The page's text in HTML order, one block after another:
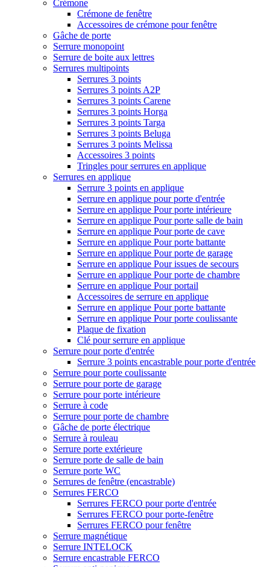
Crémone
Crémone de fenêtre
Accessoires de crémone pour fenêtre
Gâche de porte
Serrure monopoint
Serrure de boite aux lettres
Serrures multipoints
Serrures 3 points
Serrures 3 points A2P
Serrures 3 points Carene
Serrures 3 points Horga
Serrures 3 points Targa
Serrures 3 points Beluga
Serrures 3 points Melissa
Accessoires 3 points
Tringles pour serrures en applique
Serrures en applique
Serrure 3 points en applique
Serrure en applique pour porte d'entrée
Serrure en applique Pour porte intérieure
Serrure en applique Pour porte salle de bain
Serrure en applique Pour porte de cave
Serrure en applique Pour porte battante
Serrure en applique Pour porte de garage
Serrure en applique Pour issues de secours
Serrure en applique Pour porte de chambre
Serrure en applique Pour portail
Accessoires de serrure en applique
Serrure en applique Pour porte battante
Serrure en applique Pour porte coulissante
Plaque de fixation
Clé pour serrure en applique
Serrure pour porte d'entrée
Serrure 3 points encastrable pour porte d'entrée
Serrure pour porte coulissante
Serrure pour porte de garage
Serrure pour porte intérieure
Serrure à code
Serrure pour porte de chambre
Gâche de porte électrique
Serrure à rouleau
Serrure porte extérieure
Serrure porte de salle de bain
Serrure porte WC
Serrures de fenêtre (encastrable)
Serrures FERCO
Serrures FERCO pour porte d'entrée
Serrures FERCO pour porte-fenêtre
Serrures FERCO pour fenêtre
Serrure magnétique
Serrure INTELOCK
Serrure encastrable FERCO